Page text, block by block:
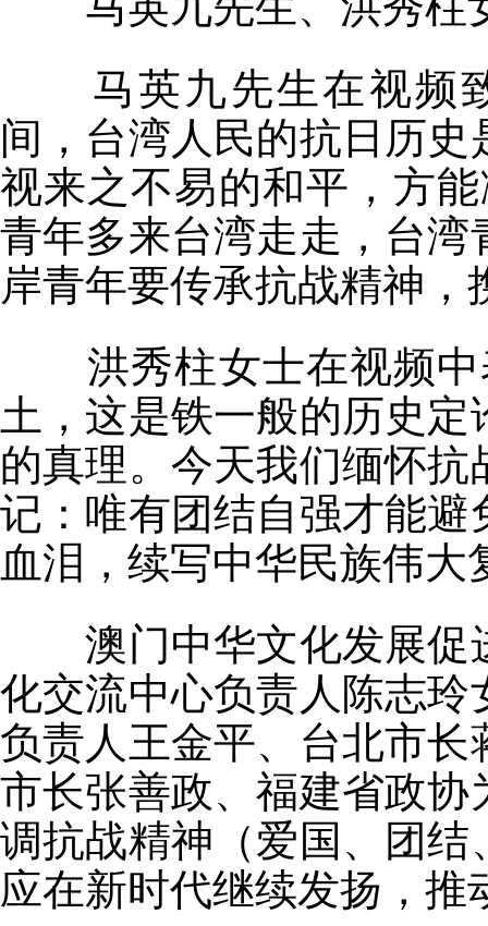
马英九先生在视频
间，台湾人民的抗日历
视来之不易的和平，方
青年多来台湾走走，台
岸青年要传承抗战精神，
洪秀柱女士在视频
土，这是铁一般的历史
的真理。今天我们缅怀
记：唯有团结自强才能
血泪，续写中华民族伟大
澳门中华文化发展促
化交流中心负责人陈志
负责人王金平、台北市
市长张善政、福建省政
调抗战精神（爱国、团
应在新时代继续发扬，